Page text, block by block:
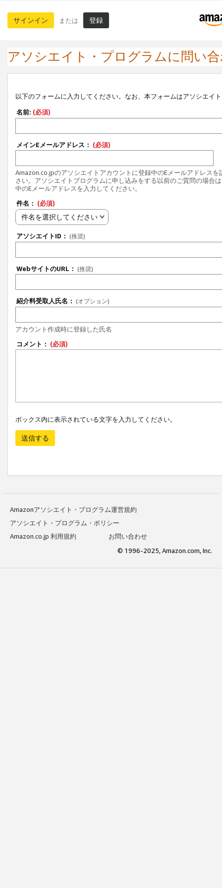
サインイン または 登録
アソシエイト・プログラムに問い
以下のフォームに入力してください。なお、本フォームはアソシエイ
名前: (必須)
メインEメールアドレス： (必須)
Amazon.co.jpのアソシエイトアカウントに登録中のEメールアドレスを
さい。アソシエイトプログラムに申し込みをする以前のご質問の場合
中のEメールアドレスを入力してください。
件名： (必須)
件名を選択してください
アソシエイトID： (推奨)
WebサイトのURL： (推奨)
紹介料受取人氏名： (オプション)
アカウント作成時に登録した氏名
コメント： (必須)
ボックス内に表示されている文字を入力してください。
送信する
Amazonアソシエイト・プログラム運営規約
アソシエイト・プログラム・ポリシー
Amazon.co.jp 利用規約
お問い合わせ
© 1996-2025, Amazon.com, Inc.